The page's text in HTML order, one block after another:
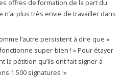
offres de formation de la part du
n’ai plus très envie de travailler dans
l’autre persistent à dire que «
super-bien ! » Pour étayer
la pétition qu’ils ont fait signer à
1.500 signatures !»